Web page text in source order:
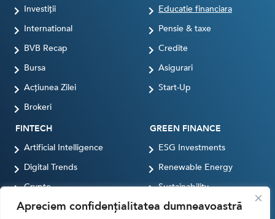
Apreciem confidențialitatea dumneavoastră
Investiții
International
BVB Recap
Bursa
Acțiunea Zilei
Brokeri
Educatie financiara
Pensie & taxe
Credite
Asigurari
Start-Up
FINTECH
Artificial Intelligence
Digital Trends
Crypto
Digital payments
GREEN FINANCE
ESG Investments
Renewable Energy
Sustainability